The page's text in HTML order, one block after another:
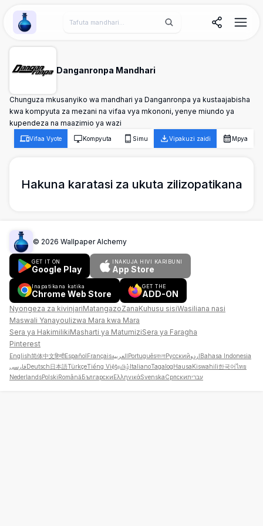
Wallpaper Alchemy
Danganronpa Mandhari
Chunguza mkusanyiko wa mandhari ya Danganronpa ya kustaajabisha
kwa kompyuta za mezani na vifaa vya mkononi, yenye miundo ya
kupendeza na maazimio ya wazi
Vifaa Vyote Kompyuta Simu Vipakuzi zaidi Mpya
Hakuna karatasi za ukuta zilizopatikana
© 2026 Wallpaper Alchemy
GET IT ON
Google Play
INAKUJA HIVI KARIBUNI
App Store
Inapatikana katika
Chrome Web Store
GET THE
ADD-ON
Nyongeza za kivinjariMatangazoZanaKuhusu sisiWasiliana nasi
Maswali Yanayoulizwa Mara kwa Mara
Sera ya HakimilikiMasharti ya MatumiziSera ya Faragha
Pinterest
English简体中文हिन्दीEspañolFrançaisالعربيةPortuguêsবাংলাРусскийاردوBahasa Indonesia
فارسیDeutsch日本語TürkçeTiếng Việtதமிழ்ItalianoTagalogHausaKiswahili한국어ไทย
NederlandsPolskiRomânăБългарскиΕλληνικάSvenskaСрпскиעברית